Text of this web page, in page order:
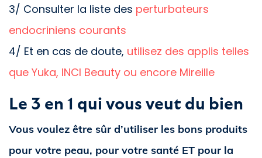
3/ Consulter la liste des perturbateurs
endocriniens courants
4/ Et en cas de doute, utilisez des applis telles
que Yuka, INCI Beauty ou encore Mireille
Le 3 en 1 qui vous veut du bien
Vous voulez être sûr d’utiliser les bons produits
pour votre peau, pour votre santé ET pour la